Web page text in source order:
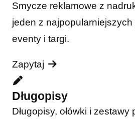
Smycze reklamowe z
jeden z
eventy i targi.
Zapytaj
Długopisy
Długopisy, ołówki i